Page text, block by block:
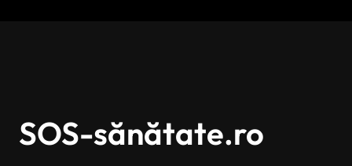
SOS-sănătate.ro